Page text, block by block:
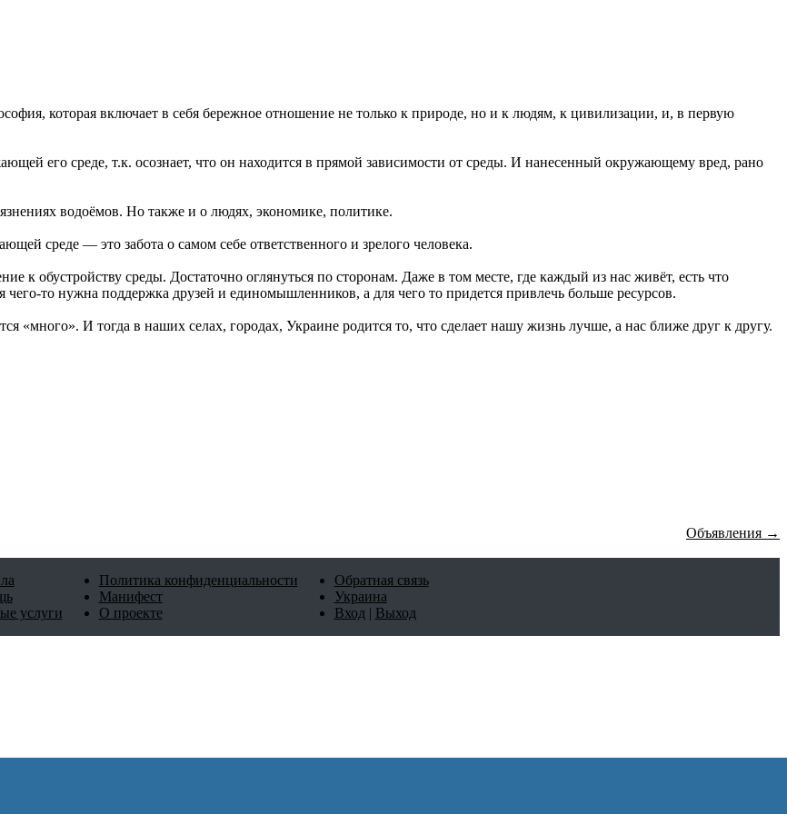
которая включает в себя бережное отношение не только к природе, но и к людям, к цивилизации, и, в первую
его среде, т.к. осознает, что он находится в прямой зависимости от среды. И нанесенный окружающему вред, рано
водоёмов. Но также и о людях, экономике, политике.
среде — это забота о самом себе ответственного и зрелого человека.
к обустройству среды. Достаточно оглянуться по сторонам. Даже в том месте, где каждый из нас живёт, есть что
то нужна поддержка друзей и единомышленников, а для чего то придется привлечь больше ресурсов.
«много». И тогда в наших селах, городах, Украине родится то, что сделает нашу жизнь лучше, а нас ближе друг к другу.
Объявления →
услуги
Политика конфиденциальности
Манифест
О проекте
Обратная связь
Украина
Вход | Выход